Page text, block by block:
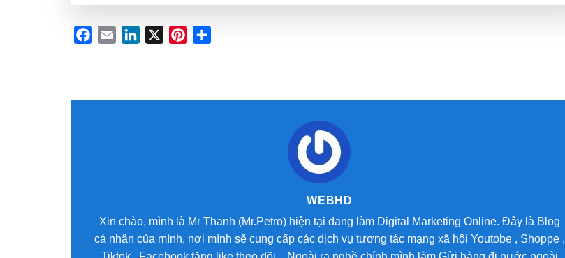
Facebook
Email LinkedIn Pinterest
WEBHD
Xin chào, mình là Mr Thanh (Mr.Petro) hiện tại đang làm Digital Marketing Online. Đây là Blog
cá nhân của mình, nơi mình sẽ cung cấp các dịch vụ tương tác mạng xã hội Youtobe , Shoppe ,